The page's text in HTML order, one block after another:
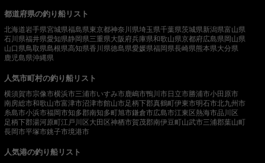
都道府県の釣り船リスト
北海道岩手県宮城県福島県東京都神奈川県埼玉県千葉県茨城県新潟県富山県
石川県福井県愛知県静岡県三重県大阪府兵庫県和歌山県京都府広島県岡山県
山口県鳥取県島根県高知県香川県徳島県愛媛県福岡県長崎県熊本県大分県
鹿児島県沖縄県
人気市町村の釣り船リスト
横須賀市宗像市横浜市三浦市いすみ市鹿嶋市鴨川市 日立市勝浦市小田原市
南房総市和歌山市富津市沼津市館山市足柄下郡真鶴町伊東市明石市北九州市
糸島市小浜市福岡市知多郡南知多町旭市鎌倉市広島市江東区熱海市品川区
足柄下郡湯河原町江戸川区 大田区神栖市賀茂郡南伊豆町山武市三浦郡葉山町
長岡市平塚市銚子市境港市
人気港の釣り船リスト